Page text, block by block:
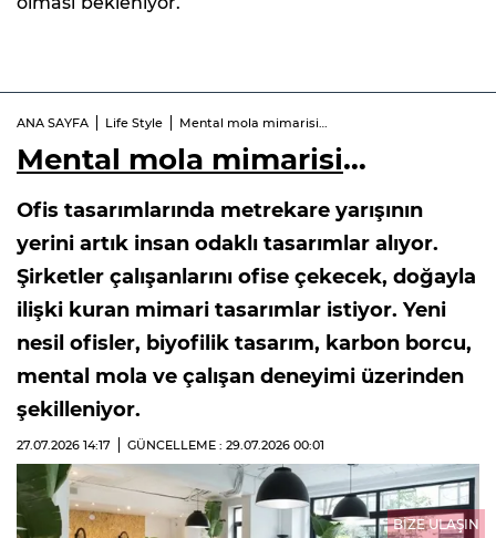
ANA SAYFA Life Style Mental mola mimarisi…
Mental mola mimarisi…
Ofis tasarımlarında metrekare yarışının
yerini artık insan odaklı tasarımlar alıyor.
Şirketler çalışanlarını ofise çekecek, doğayla
ilişki kuran mimari tasarımlar istiyor. Yeni
nesil ofisler, biyofilik tasarım, karbon borcu,
mental mola ve çalışan deneyimi üzerinden
şekilleniyor.
27.07.2026 14:17 GÜNCELLEME : 29.07.2026 00:01
BİZE ULAŞIN